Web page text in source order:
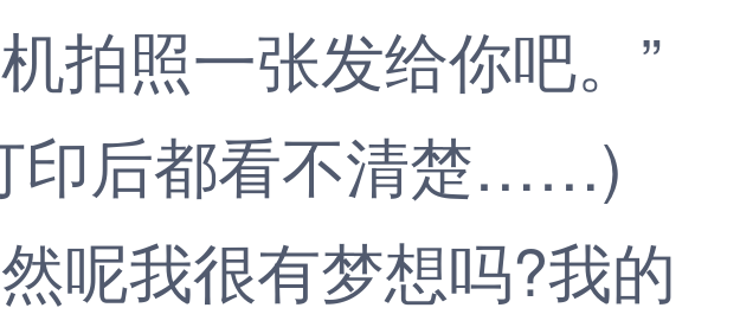
照一张发给你吧。”
印后都看不清楚……)
我很有梦想吗?我的